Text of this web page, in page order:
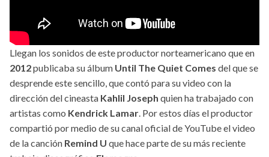
Llegan los sonidos de este productor norteamericano que en
2012publicaba su álbum Until The Quiet Comes del que se
desprende este sencillo, que contó para su video con la
dirección del cineasta Kahlil Joseph quien ha trabajado con
artistas como Kendrick Lamar. Por estos días el productor
compartió por medio de su canal oficial de YouTube el video
de la canción Remind U que hace parte de su más reciente